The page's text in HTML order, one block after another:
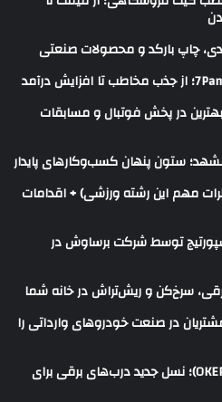
چاپ بارکد و محصولات صنعتی
در پخش فوتبال و مسابقات
ستون پنهان کسب‌وکارهای پایدار
مهم این رشته ورزشی) + اقدامات
توسط شرکت برساوش در
سرخ‌کن و ریش‌تراش در خانه شما
در صنعت خودروهای وارداتی را
معرفی کرکره فولادی اوکر (OKER)؛ نسل جدید درب‌های برقی برای